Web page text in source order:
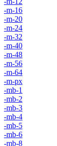
-m-16
-m-20
-m-24
-m-32
-m-40
-m-48
-m-56
-m-64
-m-px
-mb-1
-mb-2
-mb-3
-mb-4
-mb-5
-mb-6
-mb-8